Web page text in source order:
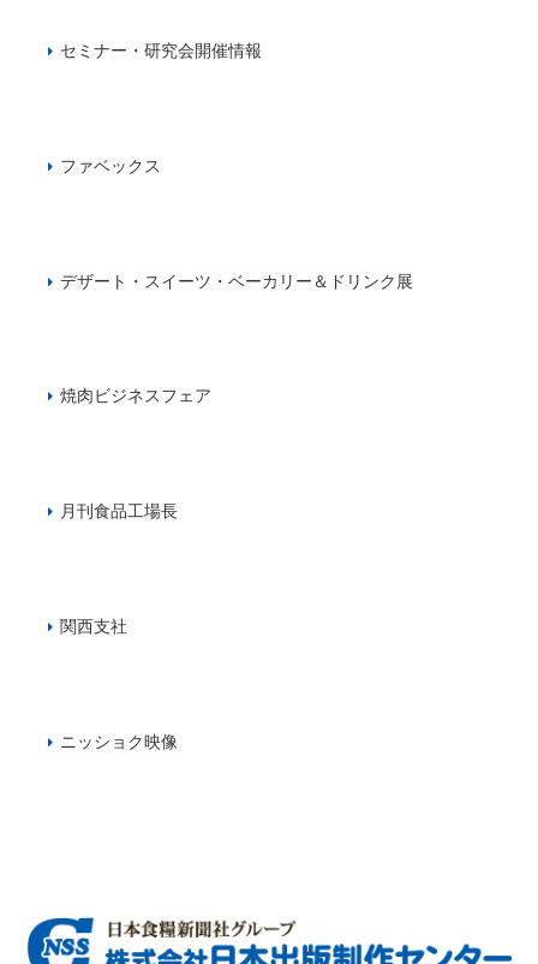
セミナー・研究会開催情報
ファベックス
デザート・スイーツ・ベーカリー＆ドリンク展
焼肉ビジネスフェア
月刊食品工場長
関西支社
ニッショク映像